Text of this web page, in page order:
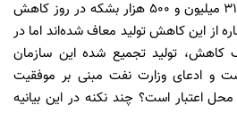
است میزان تولید آن به رقم ۳۱ میلیون و ۵۰۰ هزار بشکه در روز کاهش
از این کاهش تولید معاف شده‌اند اما در
کاهش، تولید تجمیع شده این سازمان
و ادعای وزارت نفت مبنی بر موفقیت
محل اعتبار است؟ چند نکنه در این بیانیه